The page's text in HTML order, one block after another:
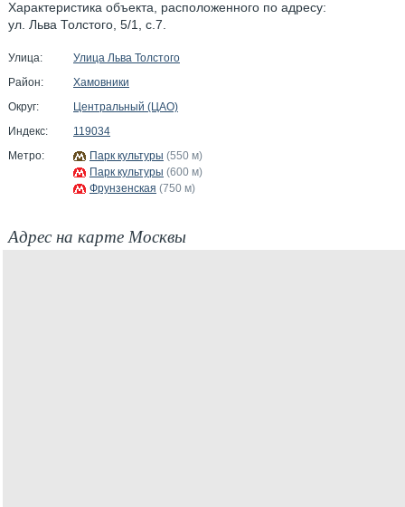
Характеристика объекта, расположенного по адресу:
ул. Льва Толстого, 5/1, с.7.
Улица:
Улица Льва Толстого
Район:
Хамовники
Округ:
Центральный (ЦАО)
Индекс:
119034
Метро:
Парк культуры (550 м)
Парк культуры (600 м)
Фрунзенская (750 м)
Адрес на карте Москвы